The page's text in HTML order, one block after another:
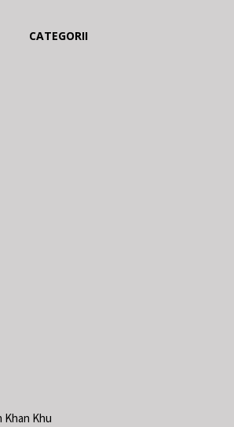
CATEGORII
Khan Khu